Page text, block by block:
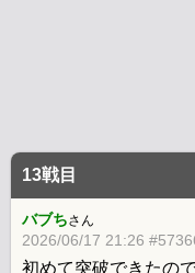
13戦目
バブちさん
2026/06/17 21:26
初めて突破できたの